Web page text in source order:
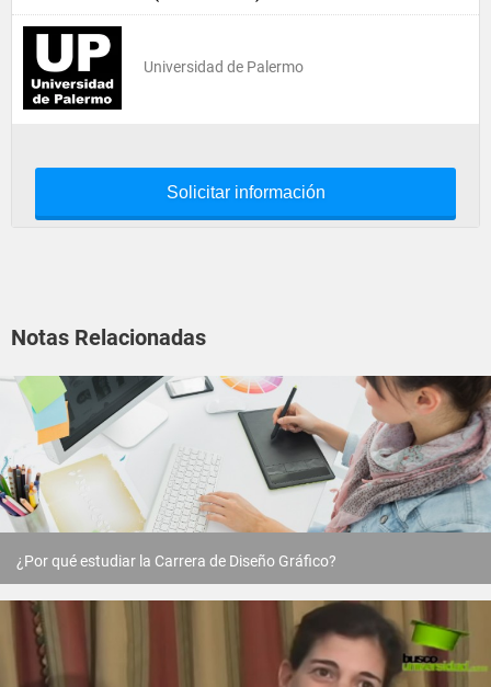
Universidad de Palermo
Solicitar información
Notas Relacionadas
¿Por qué estudiar la Carrera de Diseño Gráfico?